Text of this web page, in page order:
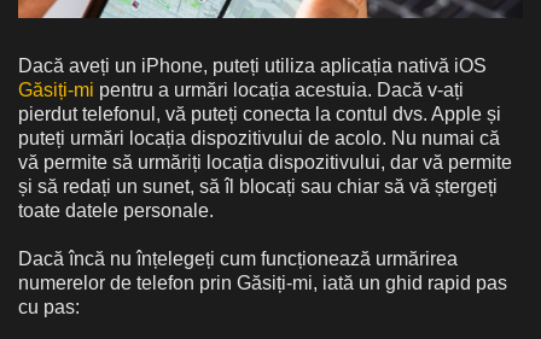
Dacă aveți un iPhone, puteți utiliza aplicația nativă iOS
Găsiți-mi pentru a urmări locația acestuia. Dacă v-ați
pierdut telefonul, vă puteți conecta la contul dvs. Apple și
puteți urmări locația dispozitivului de acolo. Nu numai că
vă permite să urmăriți locația dispozitivului, dar vă permite
și să redați un sunet, să îl blocați sau chiar să vă ștergeți
toate datele personale.
Dacă încă nu înțelegeți cum funcționează urmărirea
numerelor de telefon prin Găsiți-mi, iată un ghid rapid pas
cu pas: